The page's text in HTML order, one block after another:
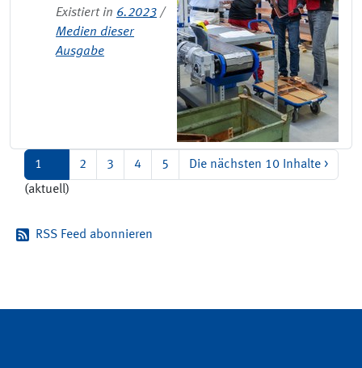
Existiert in 6.2023 /
Medien dieser
Ausgabe
1
(aktuell)
2 3 4 5 Die nächsten 10 Inhalte >
RSS Feed abonnieren